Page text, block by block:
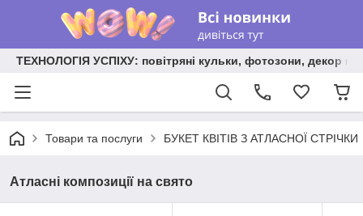
ТЕХНОЛОГІЯ УСПІХУ: повітряні кульки, фотозони, декор на
Товари та послуги БУКЕТ КВІТІВ З АТЛАСНОЇ СТРІЧКИ
Атласні композиції на свято